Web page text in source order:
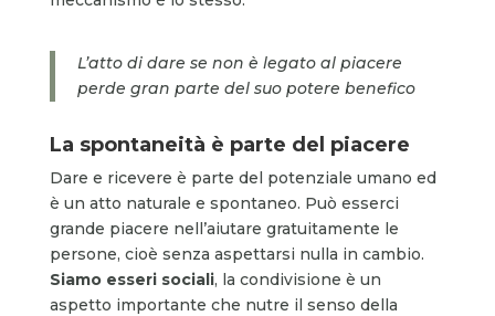
L’atto di dare se non è legato al piacere
perde gran parte del suo potere benefico
La spontaneità è parte del piacere
Dare e ricevere è parte del potenziale umano ed
è un atto naturale e spontaneo. Può esserci
grande piacere nell’aiutare gratuitamente le
persone, cioè senza aspettarsi nulla in cambio.
Siamo esseri sociali, la condivisione è un
aspetto importante che nutre il senso della